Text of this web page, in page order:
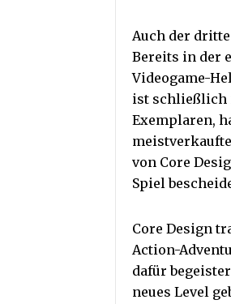
Auch der
Bereits in der
Videogame-
ist schließlich
Exemplaren,
von Core
Spiel
Core Design
Action-
dafür
neues Level